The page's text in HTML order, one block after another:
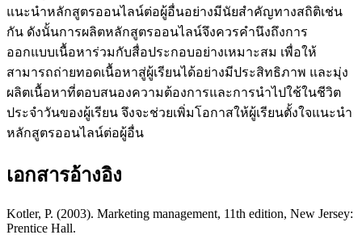
แนะนำหลักสูตรออนไลน์ต่อผู้อื่นอย่างมีนัยสำคัญทางสถิติเช่น
กัน ดังนั้นการผลิตหลักสูตรออนไลน์จึงควรคำนึงถึงการ
ออกแบบเนื้อหาร่วมกับสื่อประกอบอย่างเหมาะสม เพื่อให้
สามารถถ่ายทอดเนื้อหาสู่ผู้เรียนได้อย่างมีประสิทธิภาพ และมุ่ง
ผลิตเนื้อหาที่ตอบสนองความต้องการและการนำไปใช้ในชีวิต
ประจำวันของผู้เรียน จึงจะช่วยเพิ่มโอกาสให้ผู้เรียนตั้งใจแนะนำ
หลักสูตรออนไลน์ต่อผู้อื่น
เอกสารอ้างอิง
Kotler, P. (2003). Marketing management, 11th edition, New Jersey:
Prentice Hall.